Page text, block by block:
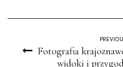
Fotografia
widoki i